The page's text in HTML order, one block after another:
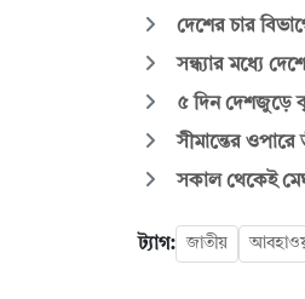
দেশের চার
সন্ধ্যার মধ্যে
৫ দিন দেশজুড়ে
সীমান্তের ওপারে
সকাল থেকেই
ট্যাগ: জাতীয়